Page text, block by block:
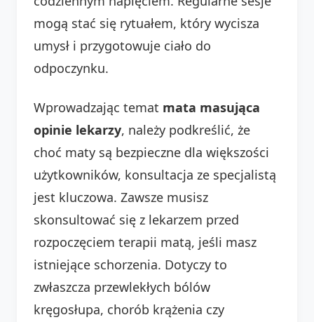
mogą stać się rytuałem, który wycisza
umysł i przygotowuje ciało do
odpoczynku.
Wprowadzając temat mata masująca
opinie lekarzy, należy podkreślić, że
choć maty są bezpieczne dla większości
użytkowników, konsultacja ze specjalistą
jest kluczowa. Zawsze musisz
skonsultować się z lekarzem przed
rozpoczęciem terapii matą, jeśli masz
istniejące schorzenia. Dotyczy to
zwłaszcza przewlekłych bólów
kręgosłupa, chorób krążenia czy